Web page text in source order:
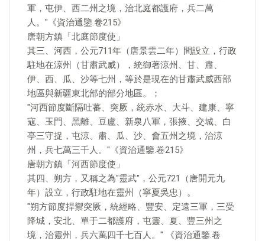
軍，屯伊、西二州之境，治北庭都護府，兵二萬
人。"《資治通鑒.卷215》
唐朝方鎮「北庭節度使」
其三、河西，公元711年（唐景雲二年）間設立，行政
駐地在涼州（甘肅武威），統御著涼州、甘、肅、
伊、西、瓜、沙等七州，等於是現在的甘肅武威西部
地區與新疆東北部的部分地區。；
"河西節度斷隔吐蕃、突厥，統赤水、大斗、建康、寧
寇、玉門、黑離、豆盧、新泉八軍，張掖、交城、白
亭三守捉，屯涼、肅、瓜、沙、會五州之境，治涼
州，兵七萬三千人。"《資治通鑒.卷215》
唐朝方鎮「河西節度使」
其四、朔方，又稱之為"靈武"，公元721（唐開元九
年）設立，行政駐地在靈州（寧夏吳忠）。
"朔方節度捍禦突厥，統經略、豐安、定遠三軍，三受
降城，安北、單于二都護府，屯靈、夏、豐三州之
境，治靈州，兵六萬四千七百人。" 《資治通鑒.卷